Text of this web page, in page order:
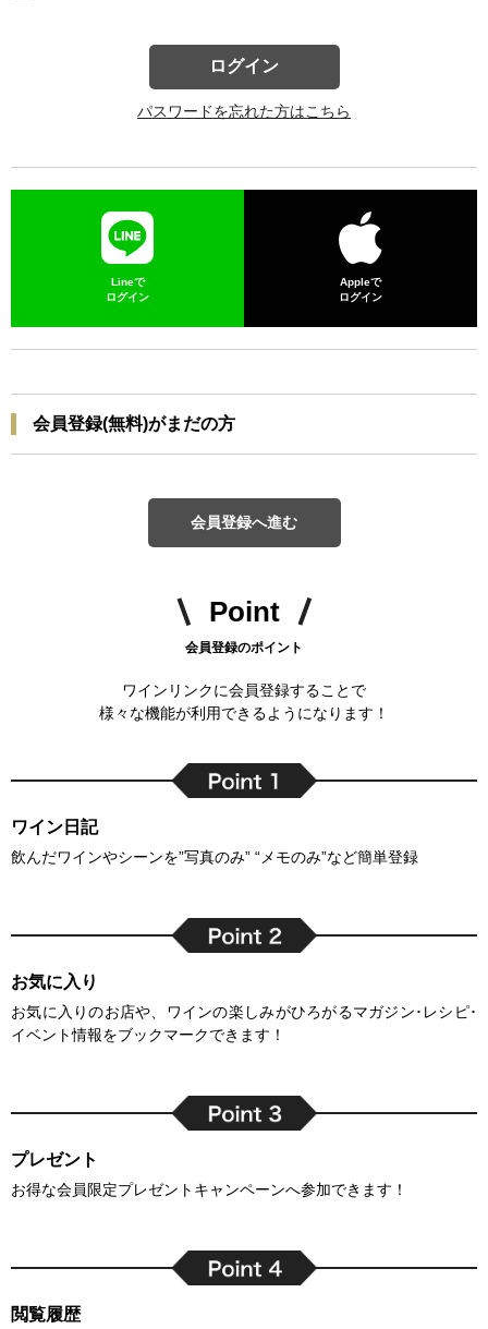
ログイン
パスワードを忘れた方はこちら
Lineで
ログイン
Appleで
ログイン
会員登録(無料)がまだの方
会員登録へ進む
Point
会員登録のポイント
ワインリンクに会員登録することで
様々な機能が利用できるようになります！
ワイン日記
飲んだワインやシーンを”写真のみ” “メモのみ”など簡単登録
お気に入り
お気に入りのお店や、ワインの楽しみがひろがるマガジン･レシピ･
イベント情報をブックマークできます！
プレゼント
お得な会員限定プレゼントキャンペーンへ参加できます！
閲覧履歴